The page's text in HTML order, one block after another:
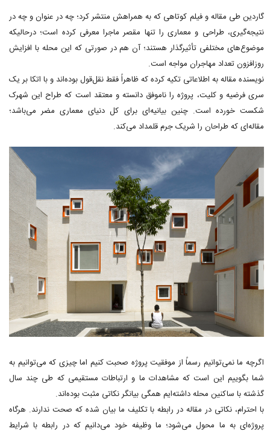
گاردین طی مقاله و فیلم کوتاهی که به همراهش منتشر کرد؛ چه در عنوان و چه در
نتیجه‌گیری، طراحی و معماری را تنها مقصر ماجرا معرفی کرده است؛ درحالیکه
موضوع‌های مختلفی تأثیرگذار هستند؛ آن هم در صورتی که این محله با افزایش
روزافزون تعداد مهاجران مواجه است.
نویسنده مقاله به اطلاعاتی تکیه کرده که ظاهراً فقط نقل‌قول بوده‌اند و با اتکا بر یک
سری فرضیه و کلیت، پروژه را ناموفق دانسته و معتقد است که طراح این شهرک
شکست خورده است. چنین بیانیه‌ای برای کل دنیای معماری مضر می‌باشد؛
مقاله‌ای که طراحان را شریک جرم قلمداد می‌کند.
اگرچه ما نمی‌توانیم رسماً از موفقیت پروژه صحبت کنیم اما چیزی که می‌توانیم به
شما بگوییم این است که مشاهدات ما و ارتباطات مستقیمی که طی چند سال
گذشته با ساکنین محله داشته‌ایم همگی بیانگر نکاتی مثبت بوده‌اند.
با احترام، نکاتی در مقاله در رابطه با تکلیف ما بیان شده که صحت ندارند. هرگاه
پروژه‌ای به ما محول می‌شود؛ ما وظیفه خود می‌دانیم که در رابطه با شرایط